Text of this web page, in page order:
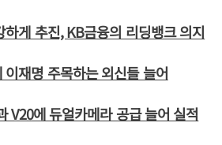
게 추진, KB금융의 리딩뱅크 의지
재명 주목하는 외신들 늘어
V20에 듀얼카메라 공급 늘어 실적